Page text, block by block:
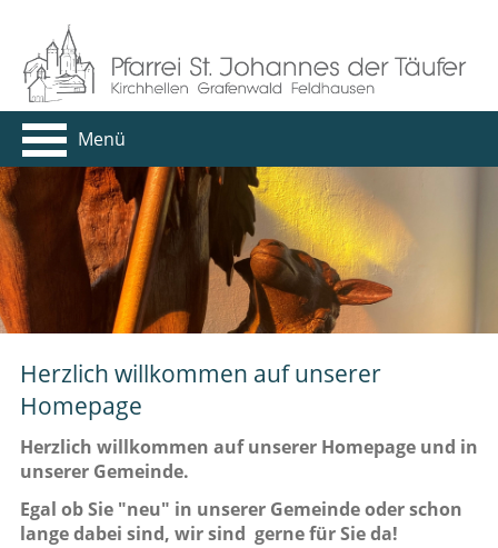
Menü
Herzlich willkommen auf unserer
Homepage
Herzlich willkommen auf unserer Homepage und in
unserer Gemeinde.
Egal ob Sie "neu" in unserer Gemeinde oder schon
lange dabei sind, wir sind gerne für Sie da!